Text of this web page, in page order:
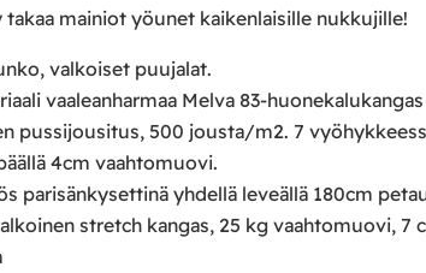
takaa mainiot yöunet kaikenlaisille nukkujille!
valkoiset puujalat.
vaaleanharmaa Melva 83-
pussijousitus, 500 jousta/m2. 7
4cm vaahtomuovi.
parisänkysettinä yhdellä leveällä 180cm
stretch kangas, 25 kg vaahtomuovi, 7